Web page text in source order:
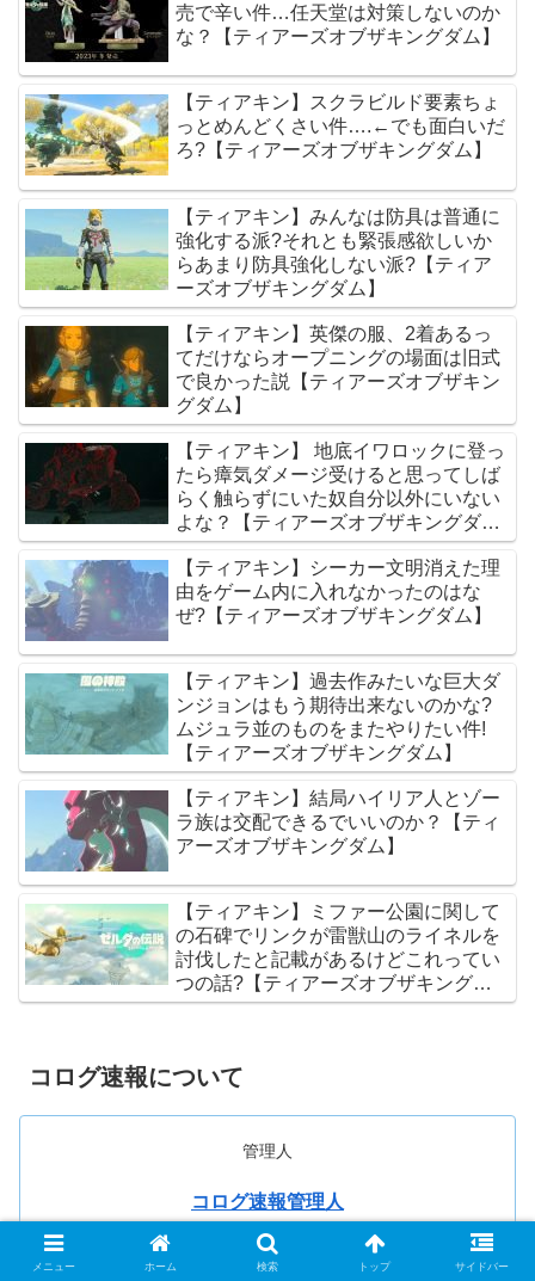
売で辛い件…任天堂は対策しないのか
な？【ティアーズオブザキングダム】
【ティアキン】スクラビルド要素ちょ
っとめんどくさい件….←でも面白いだ
ろ?【ティアーズオブザキングダム】
【ティアキン】みんなは防具は普通に
強化する派?それとも緊張感欲しいか
らあまり防具強化しない派?【ティア
ーズオブザキングダム】
【ティアキン】英傑の服、2着あるっ
てだけならオープニングの場面は旧式
で良かった説【ティアーズオブザキン
グダム】
【ティアキン】 地底イワロックに登っ
たら瘴気ダメージ受けると思ってしば
らく触らずにいた奴自分以外にいない
よな？【ティアーズオブザキングダ
ム】
【ティアキン】シーカー文明消えた理
由をゲーム内に入れなかったのはな
ぜ?【ティアーズオブザキングダム】
【ティアキン】過去作みたいな巨大ダ
ンジョンはもう期待出来ないのかな?
ムジュラ並のものをまたやりたい件!
【ティアーズオブザキングダム】
【ティアキン】結局ハイリア人とゾー
ラ族は交配できるでいいのか？【ティ
アーズオブザキングダム】
【ティアキン】ミファー公園に関して
の石碑でリンクが雷獣山のライネルを
討伐したと記載があるけどこれってい
つの話?【ティアーズオブザキングダ
ム】
コログ速報について
管理人
コログ速報管理人
コログ速報管理人です。ティアキン(ティアーズオブザ
キングダム)の最新情報や攻略情報などを紹介していき
ます。
メニュー ホーム 検索 トップ サイドバー